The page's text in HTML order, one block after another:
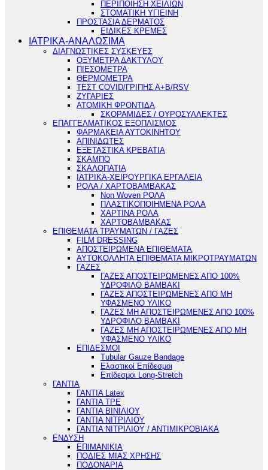
ΠΕΡΙΠΟΙΗΣΗ ΧΕΙΛΙΩΝ
ΣΤΟΜΑΤΙΚΗ ΥΓΙΕΙΝΗ
ΠΡΟΣΤΑΣΙΑ ΔΕΡΜΑΤΟΣ
ΕΙΔΙΚΕΣ ΚΡΕΜΕΣ
ΙΑΤΡΙΚΑ-ΑΝΑΛΩΣΙΜΑ
ΔΙΑΓΝΩΣΤΙΚΕΣ ΣΥΣΚΕΥΕΣ
ΟΞΥΜΕΤΡΑ ΔΑΚΤΥΛΟΥ
ΠΙΕΣΟΜΕΤΡΑ
ΘΕΡΜΟΜΕΤΡΑ
ΤΕΣΤ COVID/ΓΡΙΠΗΣ Α+Β/RSV
ΖΥΓΑΡΙΕΣ
ΑΤΟΜΙΚΗ ΦΡΟΝΤΙΔΑ
ΣΚΟΡΑΜΙΔΕΣ / ΟΥΡΟΣΥΛΛΕΚΤΕΣ
ΕΠΑΓΓΕΛΜΑΤΙΚΟΣ ΕΞΟΠΛΙΣΜΟΣ
ΦΑΡΜΑΚΕΙΑ ΑΥΤΟΚΙΝΗΤΟΥ
ΑΠΙΝΙΔΩΤΕΣ
ΕΞΕΤΑΣΤΙΚΑ ΚΡΕΒΑΤΙΑ
ΣΚΑΜΠΟ
ΣΚΑΛΟΠΑΤΙΑ
ΙΑΤΡΙΚΑ-ΧΕΙΡΟΥΡΓΙΚΑ ΕΡΓΑΛΕΙΑ
ΡΟΛΑ / ΧΑΡΤΟΒΑΜΒΑΚΑΣ
Non Woven ΡΟΛΑ
ΠΛΑΣΤΙΚΟΠΟΙΗΜΕΝΑ ΡΟΛΑ
ΧΑΡΤΙΝΑ ΡΟΛΑ
ΧΑΡΤΟΒΑΜΒΑΚΑΣ
ΕΠΙΘΕΜΑΤΑ ΤΡΑΥΜΑΤΩΝ / ΓΑΖΕΣ
FILM DRESSING
ΑΠΟΣΤΕΙΡΩΜΕΝΑ ΕΠΙΘΕΜΑΤΑ
ΑΥΤΟΚΟΛΛΗΤΑ ΕΠΙΘΕΜΑΤΑ ΜΙΚΡΟΤΡΑΥΜΑΤΩΝ
ΓΑΖΕΣ
ΓΑΖΕΣ ΑΠΟΣΤΕΙΡΩΜΕΝΕΣ ΑΠΟ 100%
ΥΔΡΟΦΙΛΟ ΒΑΜΒΑΚΙ
ΓΑΖΕΣ ΑΠΟΣΤΕΙΡΩΜΕΝΕΣ ΑΠΟ ΜΗ
ΥΦΑΣΜΕΝΟ ΥΛΙΚΟ
ΓΑΖΕΣ ΜΗ ΑΠΟΣΤΕΙΡΩΜΕΝΕΣ ΑΠΟ 100%
ΥΔΡΟΦΙΛΟ ΒΑΜΒΑΚΙ
ΓΑΖΕΣ ΜΗ ΑΠΟΣΤΕΙΡΩΜΕΝΕΣ ΑΠΟ ΜΗ
ΥΦΑΣΜΕΝΟ ΥΛΙΚΟ
ΕΠΙΔΕΣΜΟΙ
Tubular Gauze Bandage
Ελαστικοί Επίδεσμοι
Επίδεσμοι Long-Stretch
ΓΑΝΤΙΑ
ΓΑΝΤΙΑ Latex
ΓΑΝΤΙΑ TPE
ΓΑΝΤΙΑ ΒΙΝΙΛΙΟΥ
ΓΑΝΤΙΑ ΝΙΤΡΙΛΙΟΥ
ΓΑΝΤΙΑ ΝΙΤΡΙΛΙΟΥ / ΑΝΤΙΜΙΚΡΟΒΙΑΚΑ
ΕΝΔΥΣΗ
ΕΠΙΜΑΝΙΚΙΑ
ΠΟΔΙΕΣ ΜΙΑΣ ΧΡΗΣΗΣ
ΠΟΔΟΝΑΡΙΑ